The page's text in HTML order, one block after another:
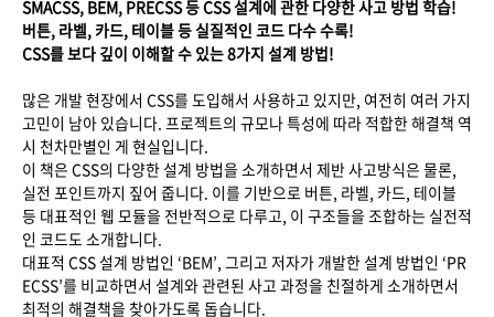
SMACSS, BEM, PRECSS 등 CSS 설계에 관한 다양한 사고 방법 학습!
버튼, 라벨, 카드, 테이블 등 실질적인 코드 다수 수록!
CSS를 보다 깊이 이해할 수 있는 8가지 설계 방법!
많은 개발 현장에서 CSS를 도입해서 사용하고 있지만, 여전히 여러 가지
고민이 남아 있습니다. 프로젝트의 규모나 특성에 따라 적합한 해결책 역
시 천차만별인 게 현실입니다.
이 책은 CSS의 다양한 설계 방법을 소개하면서 제반 사고방식은 물론,
실전 포인트까지 짚어 줍니다. 이를 기반으로 버튼, 라벨, 카드, 테이블
등 대표적인 웹 모듈을 전반적으로 다루고, 이 구조들을 조합하는 실전적
인 코드도 소개합니다.
대표적 CSS 설계 방법인 ‘BEM’, 그리고 저자가 개발한 설계 방법인 ‘PR
ECSS’를 비교하면서 설계와 관련된 사고 과정을 친절하게 소개하면서
최적의 해결책을 찾아가도록 돕습니다.